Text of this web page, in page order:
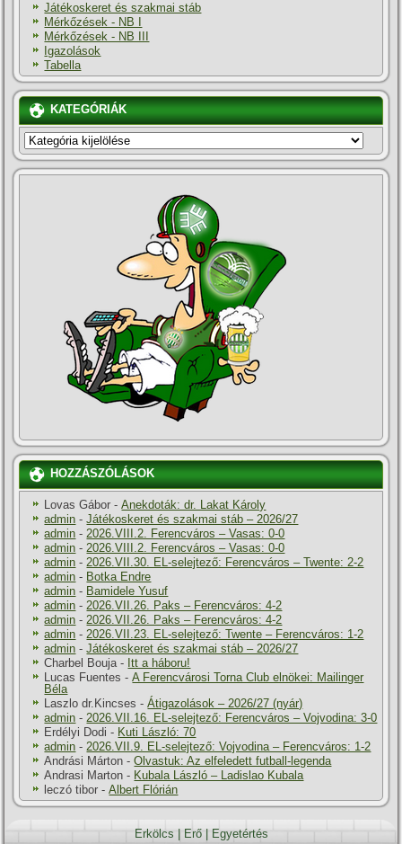
Játékoskeret és szakmai stáb
Mérkőzések - NB I
Mérkőzések - NB III
Igazolások
Tabella
KATEGÓRIÁK
KATEGÓRIÁK
HOZZÁSZÓLÁSOK
Lovas Gábor -Anekdoták: dr. Lakat Károly
admin -Játékoskeret és szakmai stáb – 2026/27
admin -2026.VIII.2. Ferencváros – Vasas: 0-0
admin -2026.VIII.2. Ferencváros – Vasas: 0-0
admin -2026.VII.30. EL-selejtező: Ferencváros – Twente: 2-2
admin - Botka Endre
admin - Bamidele Yusuf
admin -2026.VII.26. Paks – Ferencváros: 4-2
admin -2026.VII.26. Paks – Ferencváros: 4-2
admin -2026.VII.23. EL-selejtező: Twente – Ferencváros: 1-2
admin -Játékoskeret és szakmai stáb – 2026/27
Charbel Bouja- Itt a háboru!
Lucas Fuentes -A Ferencvárosi Torna Club elnökei: Mailinger
Béla
Laszlo dr.Kincses -Átigazolások – 2026/27 (nyár)
admin -2026.VII.16. EL-selejtező: Ferencváros – Vojvodina: 3-0
Erdélyi Dodi - Kuti László: 70
admin -2026.VII.9. EL-selejtező: Vojvodina – Ferencváros: 1-2
Andrási Márton -Olvastuk: Az elfeledett futball-legenda
Andrasi Marton - Kubala László – Ladislao Kubala
leczó tibor -Albert Flórián
Erkölcs | Erő| Egyetértés